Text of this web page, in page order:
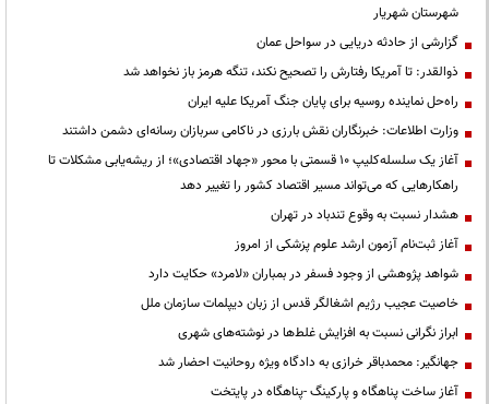
شهرستان شهریار
گزارشی از حادثه دریایی در سواحل عمان
ذوالقدر: تا آمریکا رفتارش را تصحیح نکند، تنگه هرمز باز نخواهد شد
راه‌حل نماینده روسیه برای پایان جنگ آمریکا علیه ایران
وزارت اطلاعات: خبرنگاران نقش بارزی در ناکامی سربازان رسانه‌ای دشمن داشتند
آغاز یک سلسله‌کلیپ ۱۰ قسمتی با محور «جهاد اقتصادی»؛ از ریشه‌یابی مشکلات تا
راهکارهایی که می‌تواند مسیر اقتصاد کشور را تغییر دهد
هشدار نسبت به وقوع تندباد در تهران
آغاز ثبت‌نام آزمون ارشد علوم پزشکی از امروز
شواهد پژوهشی از وجود فسفر در بمباران «لامرد» حکایت دارد
خاصیت عجیب رژیم اشغالگر قدس از زبان دیپلمات سازمان ملل
ابراز نگرانی نسبت به افزایش غلط‌ها در نوشته‌های شهری
جهانگیر: محمدباقر خرازی به دادگاه ویژه روحانیت احضار شد
آغاز ساخت پناهگاه و پارکینگ -پناهگاه در پایتخت